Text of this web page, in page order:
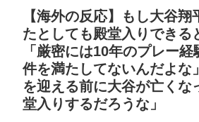
▶ フランス人「なぜ移籍させない?
ァー！ランスが46億円要求でまさ
上！現地サポの本音がこれ！【海
▶
トルコ人「日本人まで獲るのか」
が巨額の正式オファー！現地サポ
【海外の反応】もし大谷翔
たとしても殿堂入りでき
「厳密には10年のプレー
件を満たしてないんだよな
を迎える前に大谷が亡くな
堂入りするだろうな」